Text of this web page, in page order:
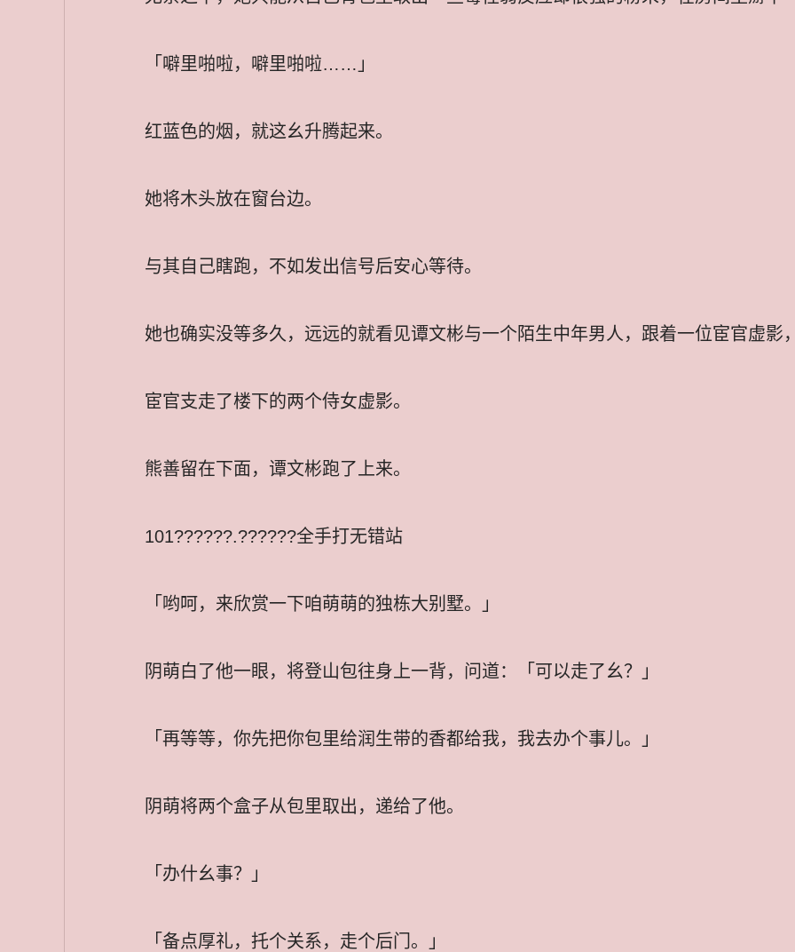
「噼里啪啦，噼里啪啦……」
红蓝色的烟，就这幺升腾起来。
她将木头放在窗台边。
与其自己瞎跑，不如发出信号后安心等待。
她也确实没等多久，远远的就看见谭文彬与一个陌生中年男人，跟着一位宦官虚影
宦官支走了楼下的两个侍女虚影。
熊善留在下面，谭文彬跑了上来。
101??????.??????全手打无错站
「哟呵，来欣赏一下咱萌萌的独栋大别墅。」
阴萌白了他一眼，将登山包往身上一背，问道：「可以走了幺？」
「再等等，你先把你包里给润生带的香都给我，我去办个事儿。」
阴萌将两个盒子从包里取出，递给了他。
「办什幺事？」
「备点厚礼，托个关系，走个后门。」